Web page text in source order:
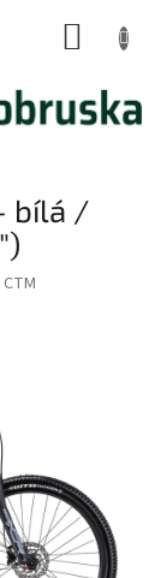
bílá /
CTM